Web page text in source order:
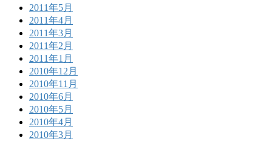
2011年5月
2011年4月
2011年3月
2011年2月
2011年1月
2010年12月
2010年11月
2010年6月
2010年5月
2010年4月
2010年3月